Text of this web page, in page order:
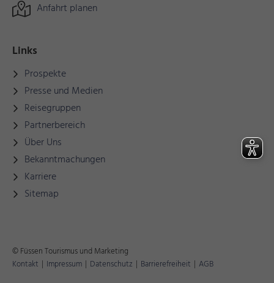
Anfahrt planen
Links
Prospekte
Presse und Medien
Reisegruppen
Partnerbereich
Über Uns
Bekanntmachungen
Karriere
Sitemap
© Füssen Tourismus und Marketing
Kontakt | Impressum | Datenschutz | Barrierefreiheit | AGB